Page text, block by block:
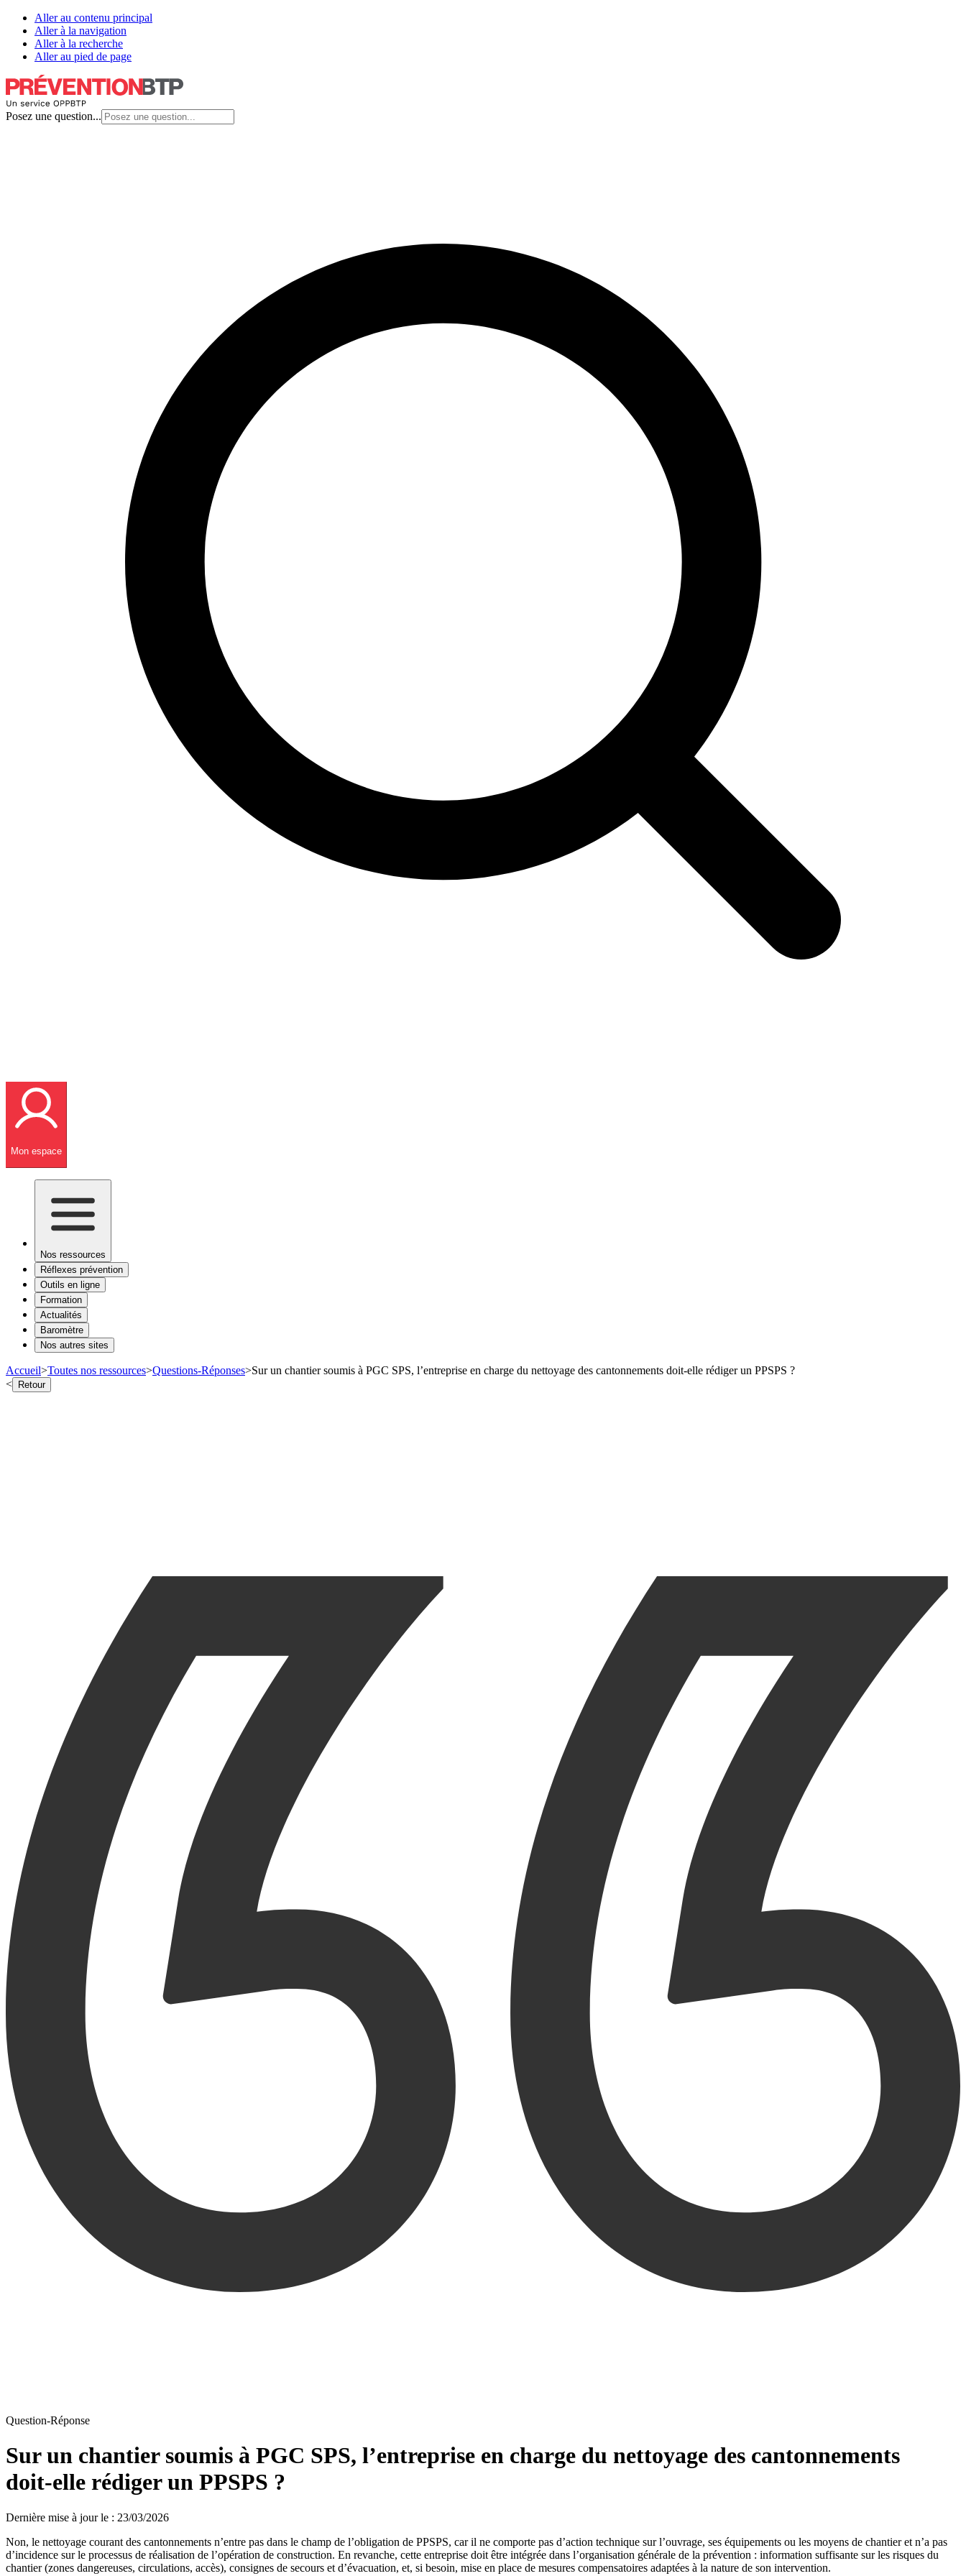
Aller au contenu principal
Aller à la navigation
Aller à la recherche
Aller au pied de page
Posez une question...
Mon espace
Nos ressources
Réflexes prévention
Outils en ligne
Formation
Actualités
Baromètre
Nos autres sites
Accueil>Toutes nos ressources>Questions-Réponses>Sur un chantier soumis à PGC SPS, l’entreprise en charge du nettoyage des cantonnements doit‑elle rédiger un PPSPS ?
< Retour
Question-Réponse
Sur un chantier soumis à PGC SPS, l’entreprise en charge du nettoyage des cantonnements
doit‑elle rédiger un PPSPS ?
Dernière mise à jour le : 23/03/2026
Non, le nettoyage courant des cantonnements n’entre pas dans le champ de l’obligation de PPSPS, car il ne comporte pas d’action technique sur l’ouvrage, ses équipements ou les moyens de chantier et n’a pas
d’incidence sur le processus de réalisation de l’opération de construction. En revanche, cette entreprise doit être intégrée dans l’organisation générale de la prévention : information suffisante sur les risques du
chantier (zones dangereuses, circulations, accès), consignes de secours et d’évacuation, et, si besoin, mise en place de mesures compensatoires adaptées à la nature de son intervention.